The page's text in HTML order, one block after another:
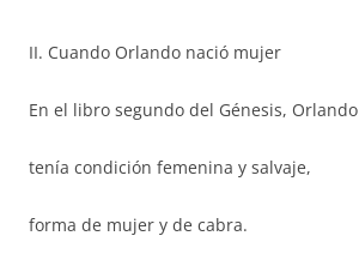
II. Cuando Orlando nació mujer
En el libro segundo del Génesis, Orlando
tenía condición femenina y salvaje,
forma de mujer y de cabra.